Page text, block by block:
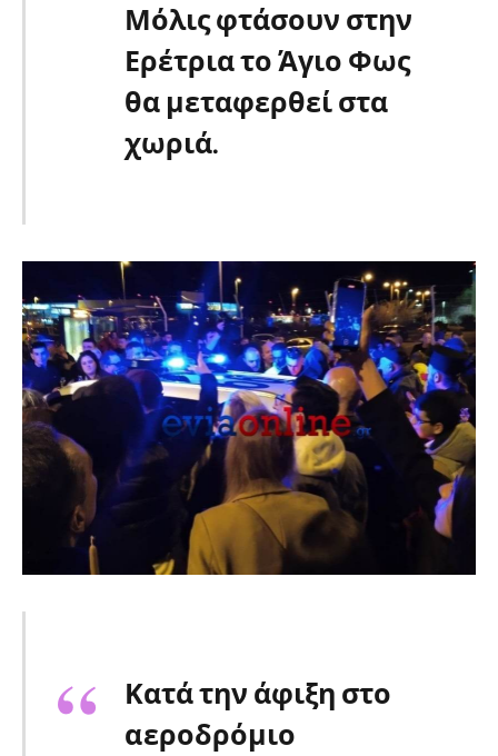
Μόλις φτάσουν στην
Ερέτρια το Άγιο Φως
θα μεταφερθεί στα
χωριά.
Κατά την άφιξη στο
αεροδρόμιο